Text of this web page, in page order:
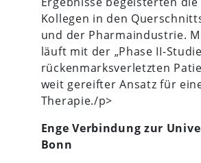
Kollegen in den
und der Pharmaindustrie.
läuft mit der „Phase II-
rückenmarksverletzten
weit gereifter Ansatz für
Therapie./p>
Enge Verbindung zur
Bonn